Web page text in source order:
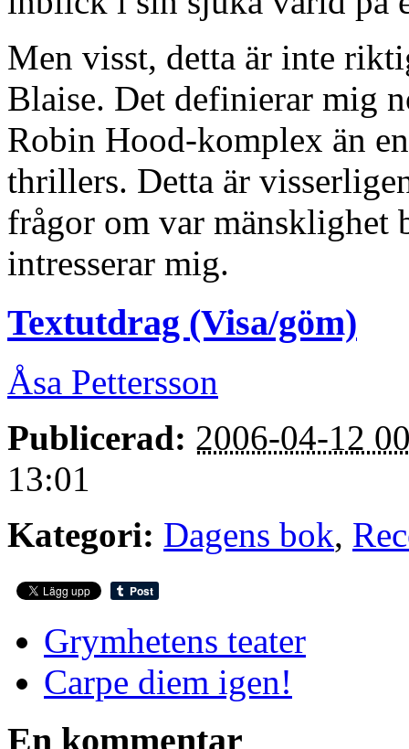
Men visst, detta är inte
Blaise. Det definierar mig
Robin Hood-komplex än
thrillers. Detta är
frågor om var mänsklighet
intresserar mig.
Textutdrag (Visa/göm)
Åsa Pettersson
Publicerad: 2006-04-12
13:01
Kategori: Dagens bok,
Grymhetens teater
Carpe diem igen!
En kommentar